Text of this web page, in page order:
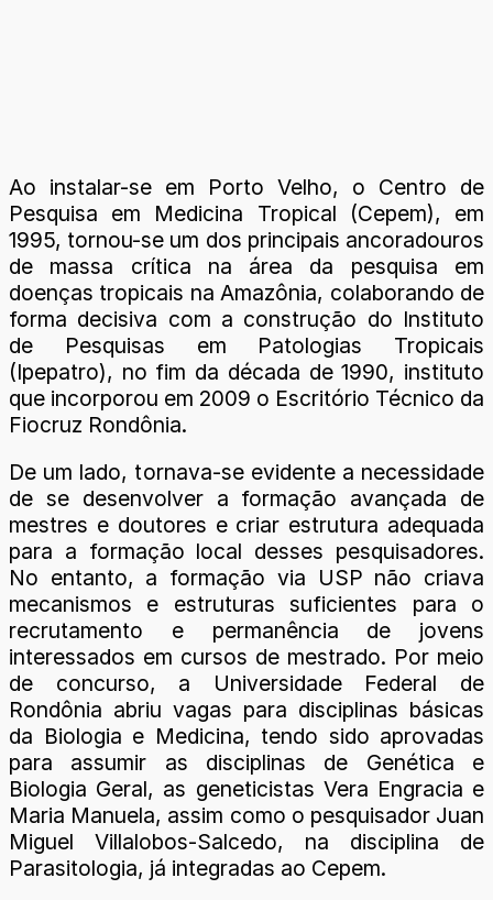
Ao instalar-se em Porto Velho, o Centro de
Pesquisa em Medicina Tropical (Cepem), em
1995, tornou-se um dos principais ancoradouros
de massa crítica na área da pesquisa em
doenças tropicais na Amazônia, colaborando de
forma decisiva com a construção do Instituto
de Pesquisas em Patologias Tropicais
(Ipepatro), no fim da década de 1990, instituto
que incorporou em 2009 o Escritório Técnico da
Fiocruz Rondônia.
De um lado, tornava-se evidente a necessidade
de se desenvolver a formação avançada de
mestres e doutores e criar estrutura adequada
para a formação local desses pesquisadores.
No entanto, a formação via USP não criava
mecanismos e estruturas suficientes para o
recrutamento e permanência de jovens
interessados em cursos de mestrado. Por meio
de concurso, a Universidade Federal de
Rondônia abriu vagas para disciplinas básicas
da Biologia e Medicina, tendo sido aprovadas
para assumir as disciplinas de Genética e
Biologia Geral, as geneticistas Vera Engracia e
Maria Manuela, assim como o pesquisador Juan
Miguel Villalobos-Salcedo, na disciplina de
Parasitologia, já integradas ao Cepem.